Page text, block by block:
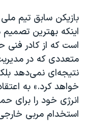
بازیکن سابق تیم
اینکه بهترین
است که از کادر فنی
متعددی که در
نتیجه‌ای نمی‌دهد
خواهد کرد.» به
انرژی خود را برای
استخدام مربی